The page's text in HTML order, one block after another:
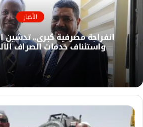
ا
ل
و
ي
ك الأخبار
انفراجة مصرفية كبرى.. تدشين
واستئناف خدمات الصراف